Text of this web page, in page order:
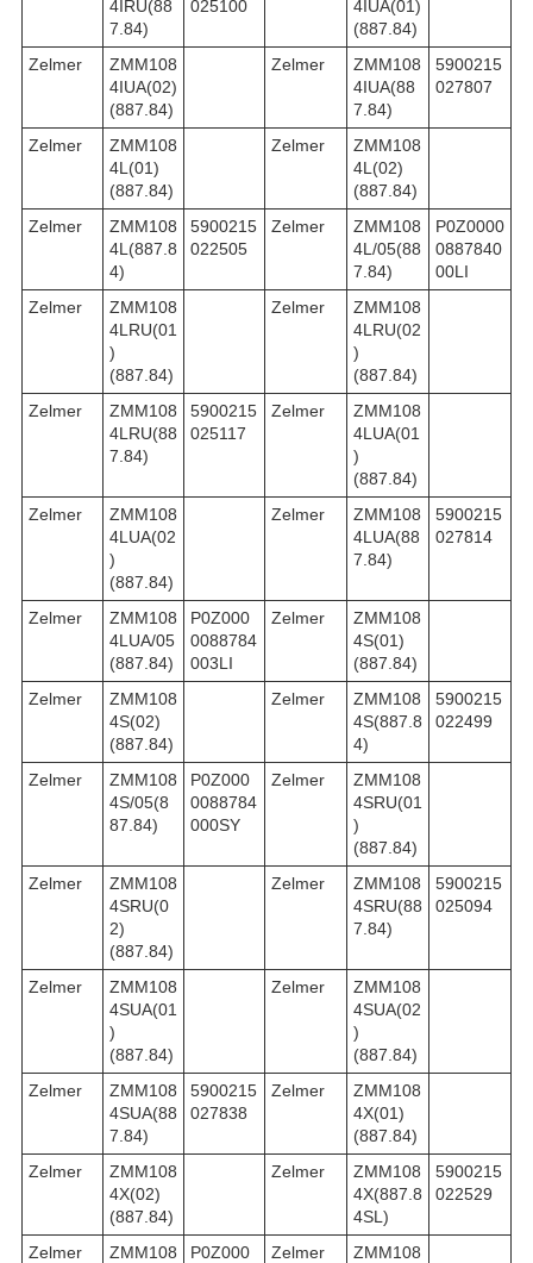
4IRU(88
7.84)
025100
4IUA(01)
(887.84)
Zelmer
ZMM108
4IUA(02)
(887.84)
Zelmer
ZMM108
4IUA(88
7.84)
5900215
027807
Zelmer
ZMM108
4L(01)
(887.84)
Zelmer
ZMM108
4L(02)
(887.84)
Zelmer
ZMM108
4L(887.8
4)
5900215
022505
Zelmer
ZMM108
4L/05(88
7.84)
P0Z0000
0887840
00LI
Zelmer
ZMM108
4LRU(01
)
(887.84)
Zelmer
ZMM108
4LRU(02
)
(887.84)
Zelmer
ZMM108
4LRU(88
7.84)
5900215
025117
Zelmer
ZMM108
4LUA(01
)
(887.84)
Zelmer
ZMM108
4LUA(02
)
(887.84)
Zelmer
ZMM108
4LUA(88
7.84)
5900215
027814
Zelmer
ZMM108
4LUA/05
(887.84)
P0Z000
0088784
003LI
Zelmer
ZMM108
4S(01)
(887.84)
Zelmer
ZMM108
4S(02)
(887.84)
Zelmer
ZMM108
4S(887.8
4)
5900215
022499
Zelmer
ZMM108
4S/05(8
87.84)
P0Z000
0088784
000SY
Zelmer
ZMM108
4SRU(01
)
(887.84)
Zelmer
ZMM108
4SRU(0
2)
(887.84)
Zelmer
ZMM108
4SRU(88
7.84)
5900215
025094
Zelmer
ZMM108
4SUA(01
)
(887.84)
Zelmer
ZMM108
4SUA(02
)
(887.84)
Zelmer
ZMM108
4SUA(88
7.84)
5900215
027838
Zelmer
ZMM108
4X(01)
(887.84)
Zelmer
ZMM108
4X(02)
(887.84)
Zelmer
ZMM108
4X(887.8
4SL)
5900215
022529
Zelmer
ZMM108
P0Z000
Zelmer
ZMM108